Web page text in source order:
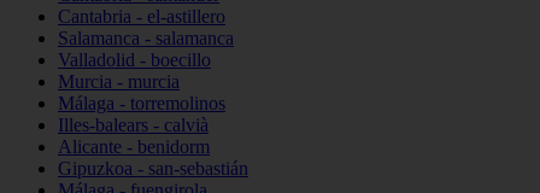
Cantabria - el-astillero
Salamanca - salamanca
Valladolid - boecillo
Murcia - murcia
Málaga - torremolinos
Illes-balears - calvià
Alicante - benidorm
Gipuzkoa - san-sebastián